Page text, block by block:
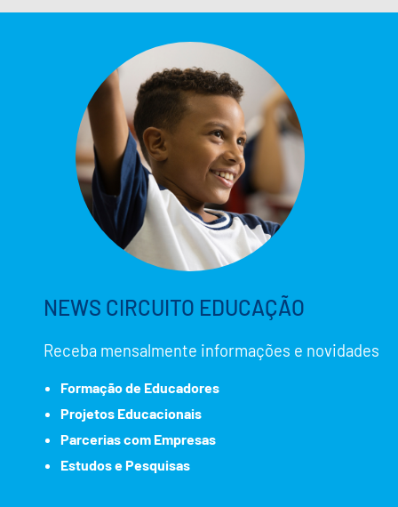
NEWS CIRCUITO EDUCAÇÃO
Receba mensalmente informações e novidades
Formação de Educadores
Projetos Educacionais
Parcerias com Empresas
Estudos e Pesquisas